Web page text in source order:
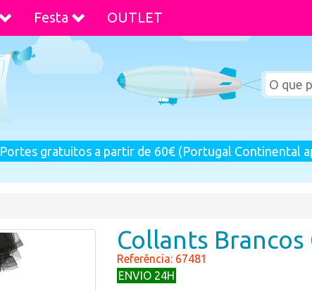
Festa OUTLET
Portes gratuitos a partir de 60€ (Portugal Continental
Collants Brancos
Referência: 67481
ENVIO 24H